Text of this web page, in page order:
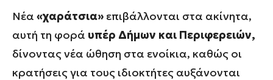
Νέα «χαράτσια» επιβάλλονται στα ακίνητα,
αυτή τη φορά υπέρ Δήμων και Περιφερειών,
δίνοντας νέα ώθηση στα ενοίκια, καθώς οι
κρατήσεις για τους ιδιοκτήτες αυξάνονται